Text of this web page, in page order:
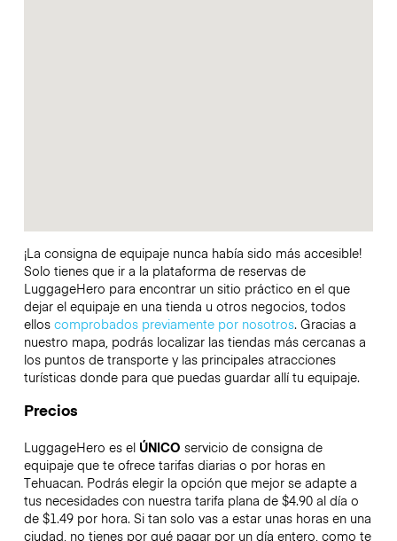
¡La consigna de equipaje nunca había sido más accesible!
Solo tienes que ir a la plataforma de reservas de
LuggageHero para encontrar un sitio práctico en el que
dejar el equipaje en una tienda u otros negocios, todos
ellos comprobados previamente por nosotros. Gracias a
nuestro mapa, podrás localizar las tiendas más cercanas a
los puntos de transporte y las principales atracciones
turísticas donde para que puedas guardar allí tu equipaje.
Precios
LuggageHero es el ÚNICO servicio de consigna de
equipaje que te ofrece tarifas diarias o por horas en
Tehuacan. Podrás elegir la opción que mejor se adapte a
tus necesidades con nuestra tarifa plana de $4.90 al día o
de $1.49 por hora. Si tan solo vas a estar unas horas en una
ciudad, no tienes por qué pagar por un día entero, como te